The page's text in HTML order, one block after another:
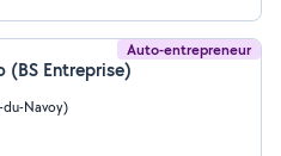
Auto-entrepreneur
(BS Entreprise)
du-Navoy)